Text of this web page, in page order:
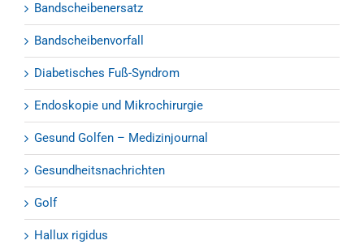
Bandscheibenersatz
Bandscheibenvorfall
Diabetisches Fuß-Syndrom
Endoskopie und Mikrochirurgie
Gesund Golfen – Medizinjournal
Gesundheitsnachrichten
Golf
Hallux rigidus